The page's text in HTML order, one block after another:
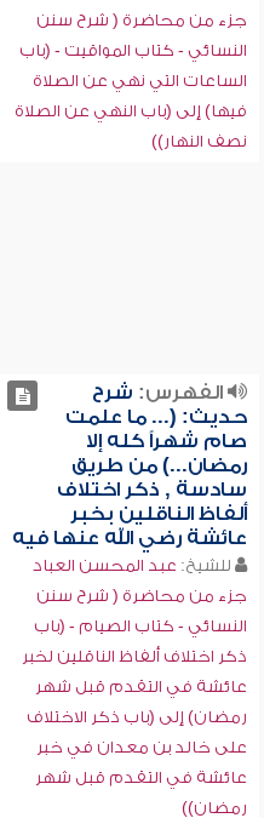
جزء من محاضرة ( شرح سنن
النسائي - كتاب المواقيت - (باب
الساعات التي نهي عن الصلاة
فيها) إلى (باب النهي عن الصلاة
نصف النهار))
الفهرس: شرح
حديث: (... ما علمت
صام شهراً كله إلا
رمضان...) من طريق
سادسة , ذكر اختلاف
ألفاظ الناقلين بخبر
عائشة رضي الله عنها فيه
للشيخ: عبد المحسن العباد
جزء من محاضرة ( شرح سنن
النسائي - كتاب الصيام - (باب
ذكر اختلاف ألفاظ الناقلين لخبر
عائشة في التقدم قبل شهر
رمضان) إلى (باب ذكر الاختلاف
على خالد بن معدان في خبر
عائشة في التقدم قبل شهر
رمضان))